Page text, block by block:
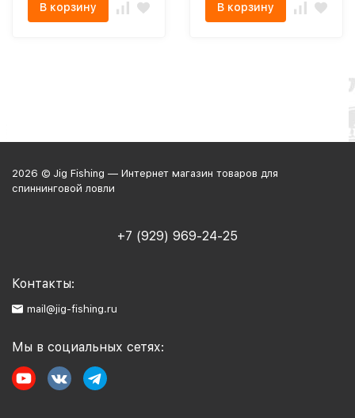
В корзину В корзину
2026 © Jig Fishing — Интернет магазин товаров для
спиннинговой ловли
+7 (929) 969-24-25
Контакты:
mail@jig-fishing.ru
Мы в социальных сетях: